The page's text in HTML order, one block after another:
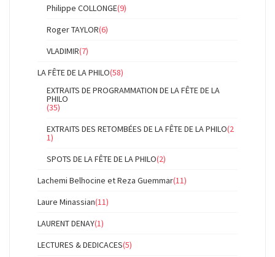
Philippe COLLONGE(9)
Roger TAYLOR(6)
VLADIMIR(7)
LA FÊTE DE LA PHILO(58)
EXTRAITS DE PROGRAMMATION DE LA FÊTE DE LA
PHILO
(35)
EXTRAITS DES RETOMBÉES DE LA FÊTE DE LA PHILO(2
1)
SPOTS DE LA FÊTE DE LA PHILO(2)
Lachemi Belhocine et Reza Guemmar(11)
Laure Minassian(11)
LAURENT DENAY(1)
LECTURES & DEDICACES(5)